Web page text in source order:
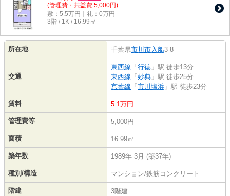
(管理費・共益費 5,000円)
敷：5.5万円｜礼：0万円
3階 / 1K / 16.99㎡
所在地 千葉県市川市入船3-8
交通
東西線 「 行徳 」駅 徒歩13分
東西線 「 妙典 」駅 徒歩25分
京葉線 「 市川塩浜 」駅 徒歩23分
賃料 5.1万円
管理費等 5,000円
面積 16.99㎡
築年数 1989年 3月 (築37年)
種別/構造 マンション/鉄筋コンクリート
階建 3階建